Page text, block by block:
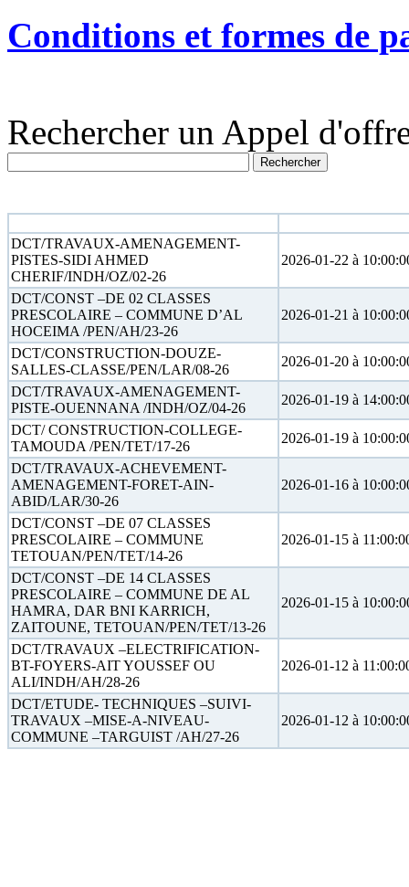
Conditions et formes de
Rechercher un Appel
DCT/TRAVAUX-AMENAGEMENT-
PISTES-SIDI AHMED
CHERIF/INDH/OZ/02-26
2026-01-22 à
DCT/CONST –DE 02 CLASSES
PRESCOLAIRE – COMMUNE D’AL
HOCEIMA /PEN/AH/23-26
2026-01-21 à
DCT/CONSTRUCTION-DOUZE-
SALLES-CLASSE/PEN/LAR/08-26
2026-01-20 à
DCT/TRAVAUX-AMENAGEMENT-
PISTE-OUENNANA /INDH/OZ/04-26
2026-01-19 à
DCT/ CONSTRUCTION-COLLEGE-
TAMOUDA /PEN/TET/17-26
2026-01-19 à
DCT/TRAVAUX-ACHEVEMENT-
AMENAGEMENT-FORET-AIN-
ABID/LAR/30-26
2026-01-16 à
DCT/CONST –DE 07 CLASSES
PRESCOLAIRE – COMMUNE
TETOUAN/PEN/TET/14-26
2026-01-15 à
DCT/CONST –DE 14 CLASSES
PRESCOLAIRE – COMMUNE DE AL
HAMRA, DAR BNI KARRICH,
ZAITOUNE, TETOUAN/PEN/TET/13-26
2026-01-15 à
DCT/TRAVAUX –ELECTRIFICATION-
BT-FOYERS-AIT YOUSSEF OU
ALI/INDH/AH/28-26
2026-01-12 à
DCT/ETUDE- TECHNIQUES –SUIVI-
TRAVAUX –MISE-A-NIVEAU-
COMMUNE –TARGUIST /AH/27-26
2026-01-12 à